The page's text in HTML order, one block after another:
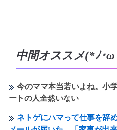
中間オススメ(*ﾉ･
今のママ本当若いよね。小
ートの人全然いない
ネトゲにハマって仕事を辞